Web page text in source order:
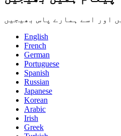
اور اسے ہمارے پاس بھیجیں
English
French
German
Portuguese
Spanish
Russian
Japanese
Korean
Arabic
Irish
Greek